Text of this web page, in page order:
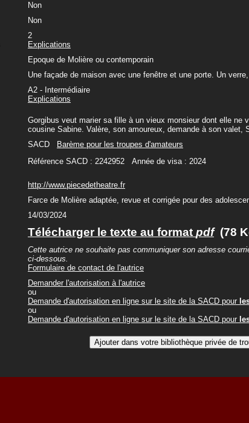
Non
Non
2
Explications
Epoque de Molière ou contemporain
Une façade de maison avec une fenêtre et une porte. Un
A2 - Intermédiaire
Explications
Gorgibus veut marier sa fille à un vieux monsieur dont elle
cousine Sabine. Valère, son amoureux, demande à son valet,
SACD
Barème pour les troupes d'amateurs
Référence SACD : 2242952 Année de visa : 2024
http://www.piecedetheatre.fr
Farce de Molière adaptée, revue et corrigée pour des
14/03/2024
Télécharger le texte au format pdf(78
Cette autrice ne souhaite pas communiquer son adresse
ci-dessous.
Formulaire de contact de l'autrice
Demander l'autorisation à l'autrice
ou
Demande d'autorisation en ligne sur le site de la SACD pour
ou
Demande d'autorisation en ligne sur le site de la SACD pour